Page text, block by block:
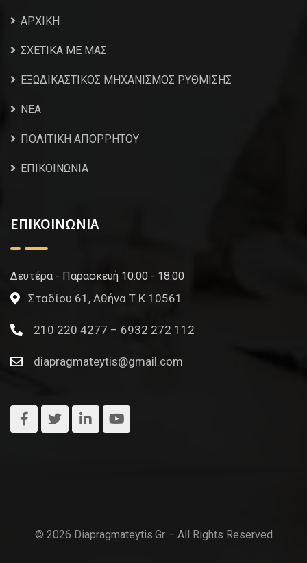
ΑΡΧΙΚΗ
ΣΧΕΤΙΚΑ ΜΕ ΜΑΣ
ΕΞΩΔΙΚΑΣΤΙΚΟΣ ΜΗΧΑΝΙΣΜΟΣ ΡΥΘΜΙΣΗΣ
NEA
ΠΟΛΙΤΙΚΗ ΑΠΟΡΡΗΤΟΥ
ΕΠΙΚΟΙΝΩΝΙΑ
ΕΠΙΚΟΙΝΩΝΙΑ
Δευτέρα - Παρασκευή 10:00 - 18:00
Σταδίου 61, Αθήνα Τ.Κ 10561
210 220 4277 – 6932 272 112
diapragmateytis@gmail.com
© 2026 Diapragmateytis.gr – All Rights Reserved